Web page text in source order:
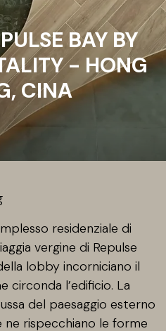
BAY BY
- HONG
CINA
residenziale di
vergine di Repulse
lobby incorniciano il
circonda l’edificio. La
del paesaggio esterno
ne rispecchiano le forme